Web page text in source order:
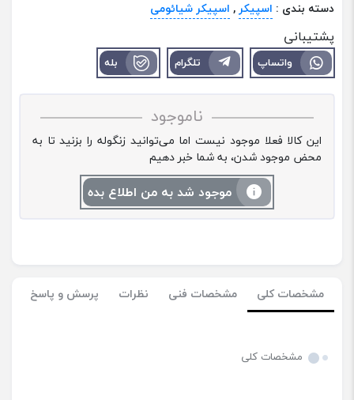
دسته بندی : اسپیکر, اسپیکر شیائومی
پشتیبانی
واتساپ تلگرام بله
ناموجود
این کالا فعلا موجود نیست اما می‌توانید زنگوله را بزنید تا به
محض موجود شدن، به شما خبر دهیم
موجود شد به من اطلاع بده
مشخصات کلی مشخصات فنی نظرات پرسش و پاسخ
مشخصات کلی